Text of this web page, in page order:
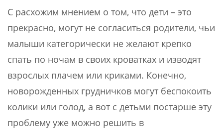
С расхожим мнением о том, что дети – это
прекрасно, могут не согласиться родители, чьи
малыши категорически не желают крепко
спать по ночам в своих кроватках и изводят
взрослых плачем или криками. Конечно,
новорожденных грудничков могут беспокоить
колики или голод, а вот с детьми постарше эту
проблему уже можно решить в